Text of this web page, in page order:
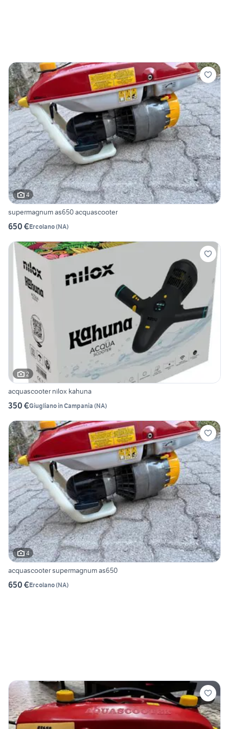
4
supermagnum as650 acquascooter
650 €Ercolano(NA)
2
acquascooter nilox kahuna
350 €Giugliano in Campania (NA)
4
acquascooter supermagnum as650
650 €Ercolano(NA)